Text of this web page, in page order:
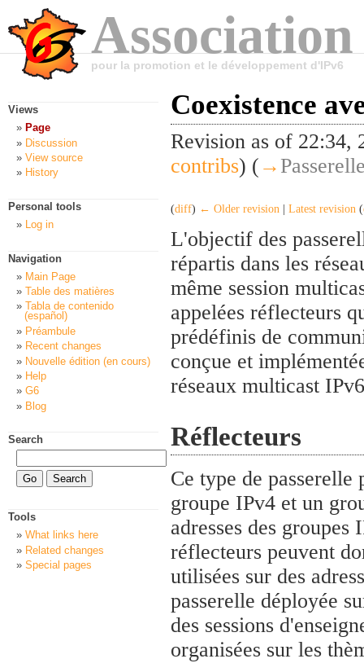
pour la promotion et le développement d'IPv6
Coexistence
Revision as of 22:34,
contribs) ( →
(diff) ← Older revision Latest revision (
L'objectif des
répartis dans les
même session
appelées réflecteurs
prédéfinis de
conçue et
réseaux multicast
Réflecteurs
Ce type de passerelle
groupe IPv4 et un
adresses des
réflecteurs peuvent
utilisées sur des
passerelle déployée
des sessions
organisées sur les
Views
Page
Discussion
View source
History
Personal tools
Log in
Navigation
Main Page
Table des matières
Tabla de contenido
(español)
Préambule
Recent changes
Nouvelle édition (en cours)
Help
G6
Blog
Search
Tools
What links here
Related changes
Special pages